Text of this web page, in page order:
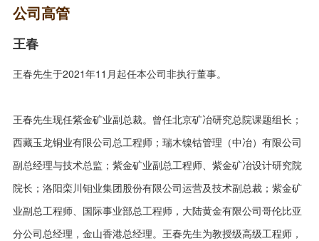
公司高管
王春
王春先生于2021年11月起任本公司非执行董事。
王春先生现任紫金矿业副总裁。曾任北京矿冶研究总院课题组长；
西藏玉龙铜业有限公司总工程师；瑞木镍钴管理（中冶）有限公司
副总经理与技术总监；紫金矿业副总工程师、紫金矿冶设计研究院
院长；洛阳栾川钼业集团股份有限公司运营及技术副总裁；紫金矿
业副总工程师、国际事业部总工程师，大陆黄金有限公司哥伦比亚
分公司总经理，金山香港总经理。王春先生为教授级高级工程师，